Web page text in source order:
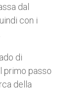
dal
con i
di
primo passo
della